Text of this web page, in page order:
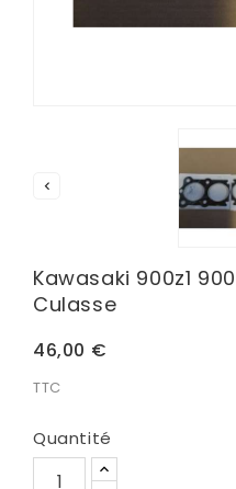

Kawasaki 900z1
Culasse
46,00 €
TTC
Quantité